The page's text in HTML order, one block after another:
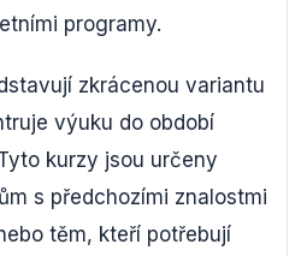
programy.
zkrácenou variantu
výuku do období
kurzy jsou určeny
s předchozími znalostmi
těm, kteří potřebují